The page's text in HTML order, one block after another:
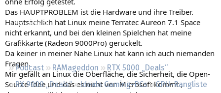
Neueste Aktivitäten
Leserartikel
Regeln
Podcast RAMageddon
RTX 5000 „Deals“
RX 9000 „Deals“
Ideale Gaming-PCs
GPU-Rangliste
Das HAUPTPROBLEM ist die Hardware und ihre Treiber.
Hauptsächlich hat Linux meine Terratec Aureon 7.1 Space
nicht erkannt, und bei den kleinen Spielchen hat meine
Grafikkarte (Radeon 9000Pro) geruckelt.
Da keiner in meiner Nähe Linux hat kann ich auch niemanden
Fragen.
Mir gefällt an Linux die Oberfläche, die Sicherheit, die Open-
Source-Idee und das es nicht von Microsoft kommt ,